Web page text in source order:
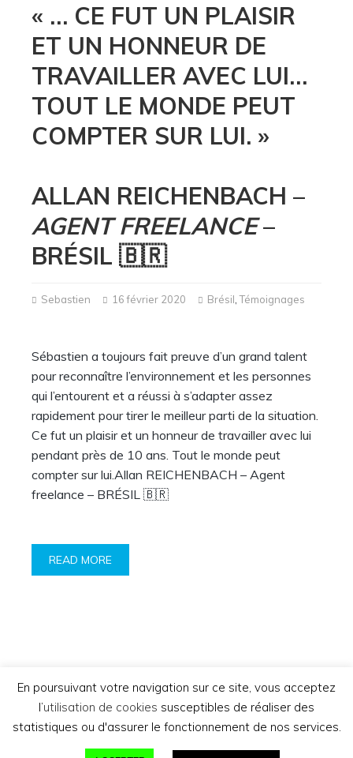
« … CE FUT UN PLAISIR
ET UN HONNEUR DE
TRAVAILLER AVEC LUI…
TOUT LE MONDE PEUT
COMPTER SUR LUI. »
ALLAN REICHENBACH –
AGENT FREELANCE–
BRÉSIL 🇧🇷
Sebastien 16 février 2020 Brésil,Témoignages
Sébastien a toujours fait preuve d’un grand talent
pour reconnaître l’environnement et les personnes
qui l’entourent et a réussi à s’adapter assez
rapidement pour tirer le meilleur parti de la situation.
Ce fut un plaisir et un honneur de travailler avec lui
pendant près de 10 ans. Tout le monde peut
compter sur lui.Allan REICHENBACH – Agent
freelance – BRÉSIL 🇧🇷
READ MORE
Rechercher :
En poursuivant votre navigation sur ce site, vous acceptez
l’utilisation de cookies susceptibles de réaliser des
statistiques ou d'assurer le fonctionnement de nos services.